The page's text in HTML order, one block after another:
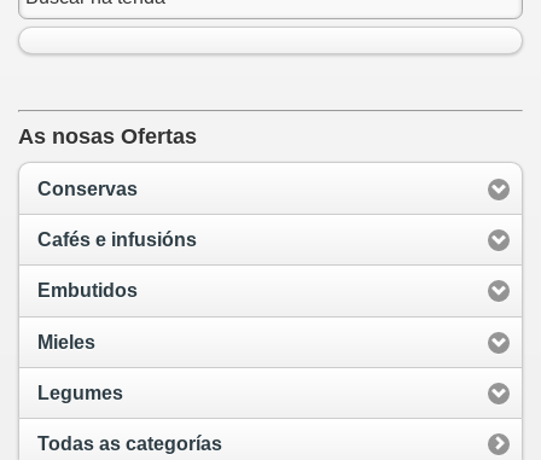
As nosas Ofertas
Conservas
Cafés e infusións
Embutidos
Mieles
Legumes
Todas as categorías